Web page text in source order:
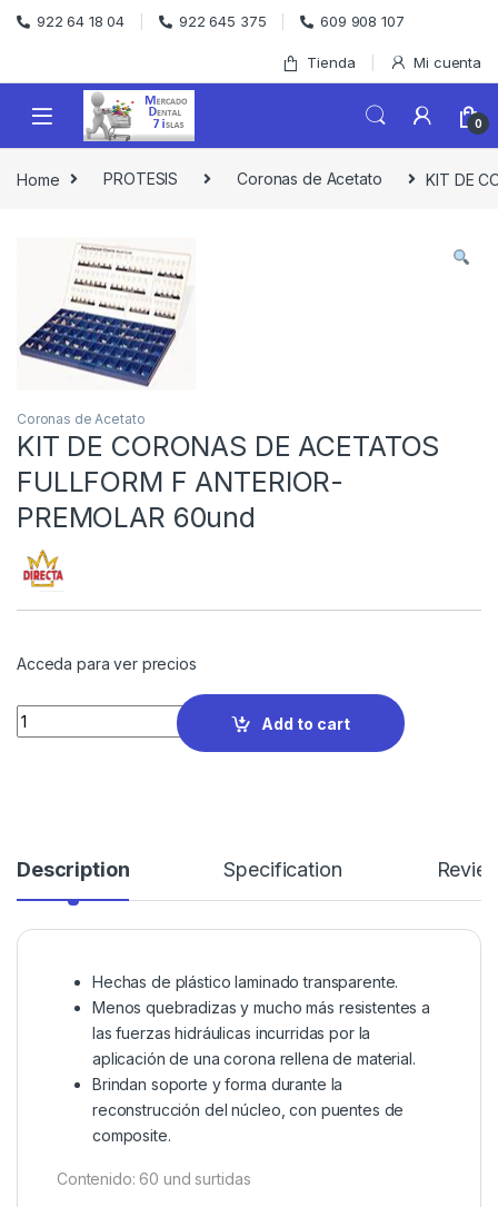
Skip to navigation
Skip to content
922 64 18 04 922 645 375 609 908 107
Tienda Mi cuenta
0
Home PROTESIS Coronas de Acetato KIT DE
Coronas de Acetato
KIT DE CORONAS DE ACETATOS
FULLFORM F ANTERIOR-
PREMOLAR 60und
Acceda para ver precios
Quantity
Add to cart
Description Specification
Hechas de plástico laminado transparente.
Menos quebradizas y mucho más resistentes a
las fuerzas hidráulicas incurridas por la
aplicación de una corona rellena de material.
Brindan soporte y forma durante la
reconstrucción del núcleo, con puentes de
composite.
Contenido: 60 und surtidas